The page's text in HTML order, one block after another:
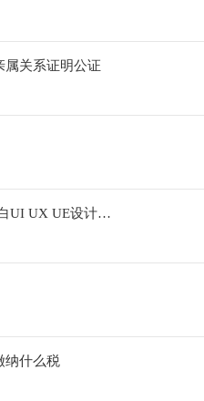
属关系证明公证
UX UE设计区别
纳什么税